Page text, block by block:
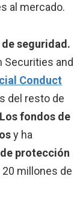
al mercado.
seguridad.
Securities and
Conduct
del resto de
Los fondos de
y ha
protección
millones de